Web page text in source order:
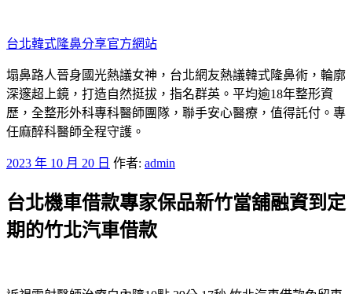
至
主
要
內
容
台北韓式隆鼻分享官方網站
塌鼻路人晉身國光熱議女神，台北網友熱議韓式隆鼻術，輪廓
深邃超上鏡，打造自然挺拔，指名群英。平均逾18年整形資
歷，全整形外科專科醫師團隊，聯手安心醫療，值得託付。專
任麻醉科醫師全程守護。
發
於
2023 年 10 月 20 日 作者: admin
台北機車借款專家保品新竹當舖融資到定
期的竹北汽車借款